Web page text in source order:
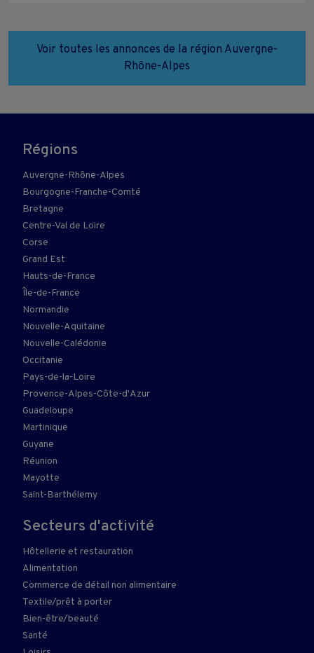
Voir toutes les annonces de la région Auvergne-
Rhône-Alpes
Régions
Auvergne-Rhône-Alpes
Bourgogne-Franche-Comté
Bretagne
Centre-Val de Loire
Corse
Grand Est
Hauts-de-France
Île-de-France
Normandie
Nouvelle-Aquitaine
Nouvelle-Calédonie
Occitanie
Pays-de-la-Loire
Provence-Alpes-Côte-d'Azur
Guadeloupe
Martinique
Guyane
Réunion
Mayotte
Saint-Barthélemy
Secteurs d'activité
Hôtellerie et restauration
Alimentation
Commerce de détail non alimentaire
Textile/prêt à porter
Bien-être/beauté
Santé